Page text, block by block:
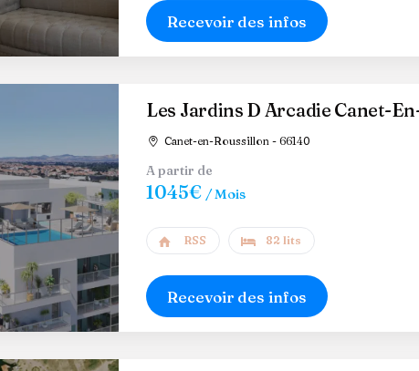
Recevoir des infos
Les Jardins D Arcadie Canet-
Canet-en-Roussillon - 66140
A partir de
1045€ / Mois
RSS 82 lits
Recevoir des infos